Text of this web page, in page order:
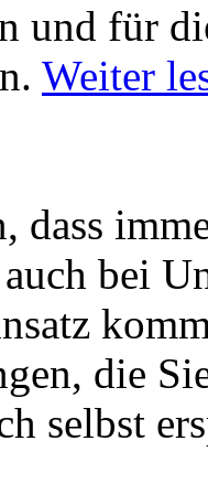
und für
Weiter
dass
bei
die
selbst